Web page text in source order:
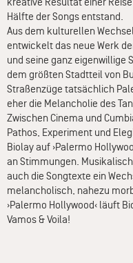
Hälfte der Songs entstand.
Aus dem kulturellen
entwickelt das neue Werk
und seine ganz eigenwillige
dem größten Stadtteil von
Straßenzüge tatsächlich
eher die Melancholie des
Zwischen Cinema und
Pathos, Experiment und
Biolay auf ›Palermo
an Stimmungen.
auch die Songtexte ein
melancholisch, nahezu
›Palermo Hollywood‹ läuft
Vamos & Voila!